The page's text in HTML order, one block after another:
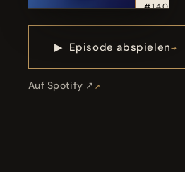
#140
▶ Episode abspielen
Auf Spotify ↗